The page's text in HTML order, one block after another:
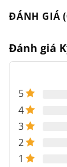
ĐÁNH GIÁ
Đánh giá
5
4
3
2
1